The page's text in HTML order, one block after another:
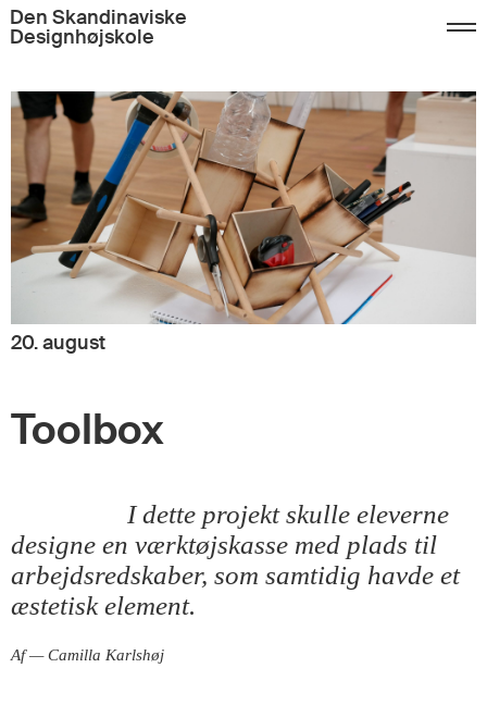
Den Skandinaviske
Designhøjskole
20. august
Toolbox
I dette projekt skulle eleverne
designe en værktøjskasse med plads til
arbejdsredskaber, som samtidig havde et
æstetisk element.
Af — Camilla Karlshøj